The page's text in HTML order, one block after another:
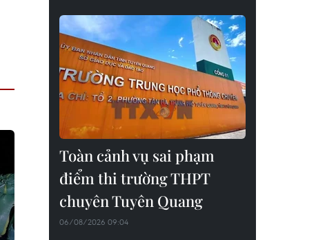
Toàn cảnh vụ sai phạm
điểm thi trường THPT
chuyên Tuyên Quang
06/08/2026 09:04